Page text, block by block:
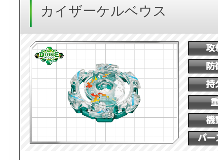
カイザーケルベウス